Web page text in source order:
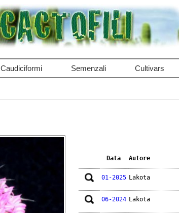
Caudiciformi Semenzali Cultivars
Data Autore
01-2025 Lakota
06-2024 Lakota